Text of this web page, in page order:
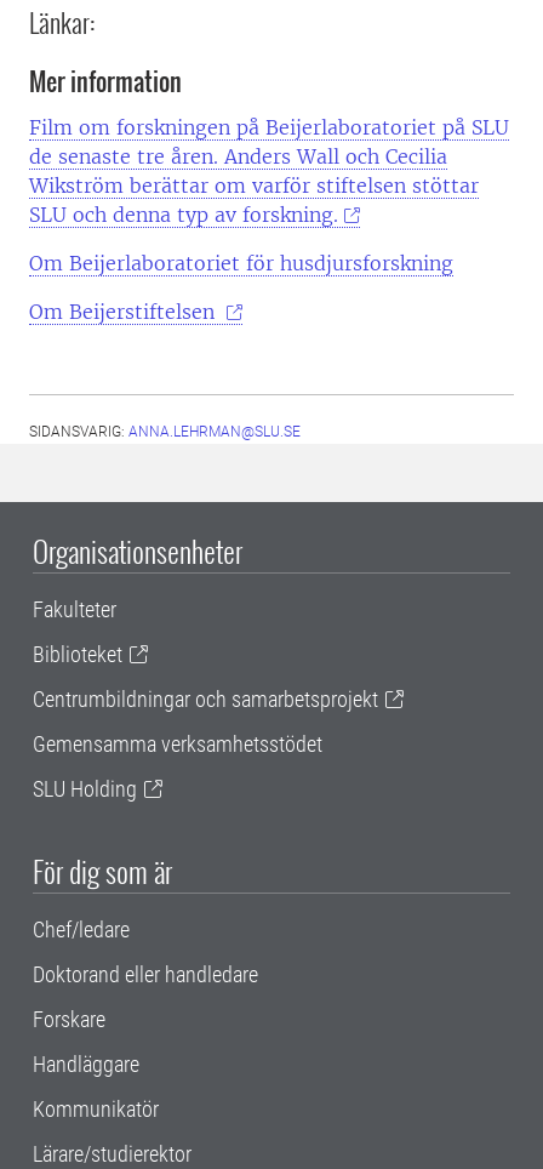
Länkar:
Mer information
Film om forskningen på Beijerlaboratoriet på SLU
de senaste tre åren. Anders Wall och Cecilia
Wikström berättar om varför stiftelsen stöttar
SLU och denna typ av forskning.
Om Beijerlaboratoriet för husdjursforskning
Om Beijerstiftelsen
SIDANSVARIG: ANNA.LEHRMAN@SLU.SE
Organisationsenheter
Fakulteter
Biblioteket
Centrumbildningar och samarbetsprojekt
Gemensamma verksamhetsstödet
SLU Holding
För dig som är
Chef/ledare
Doktorand eller handledare
Forskare
Handläggare
Kommunikatör
Lärare/studierektor